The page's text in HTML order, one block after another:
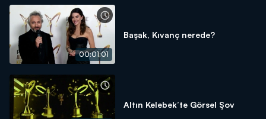
00:01:01
Başak, Kıvanç nerede?
Altın Kelebek’te Görsel Şov